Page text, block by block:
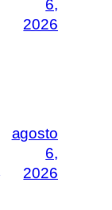
6,
2026
agosto
6,
2026